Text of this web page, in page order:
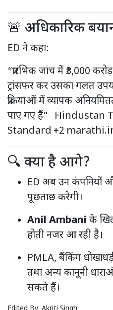
🚨 अधिकारिक
ED ने कहा:
“प्रारंभिक जांच में ₹3,000
ट्रांसफर कर उसका गलत
प्रक्रियाओं में व्यापक
पाए गए हैं”
Hindustan
Standard +2
🔍 क्या है आगे?
ED अब उन कंपनियों
पूछताछ करेगी।
Anil Ambani के
होती नजर आ रही है।
PMLA, बैंकिंग
तथा अन्य कानूनी
सकते हैं।